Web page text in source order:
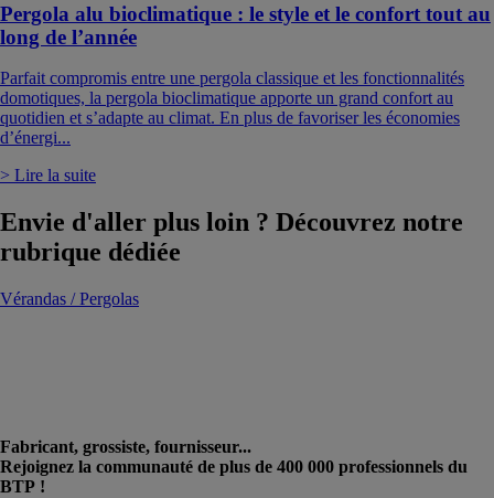
Pergola alu bioclimatique : le style et le confort tout au
long de l’année
Parfait compromis entre une pergola classique et les fonctionnalités
domotiques, la pergola bioclimatique apporte un grand confort au
quotidien et s’adapte au climat. En plus de favoriser les économies
d’énergi...
> Lire la suite
Envie d'aller plus loin ? Découvrez notre
rubrique dédiée
Vérandas / Pergolas
Fabricant, grossiste, fournisseur...
Rejoignez la communauté de plus de 400 000 professionnels du
BTP !